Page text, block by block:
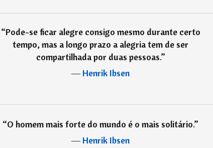
“Pode-se ficar alegre consigo mesmo durante certo
tempo, mas a longo prazo a alegria tem de ser
compartilhada por duas pessoas.”
―Henrik Ibsen
“O homem mais forte do mundo é o mais solitário.”
―Henrik Ibsen